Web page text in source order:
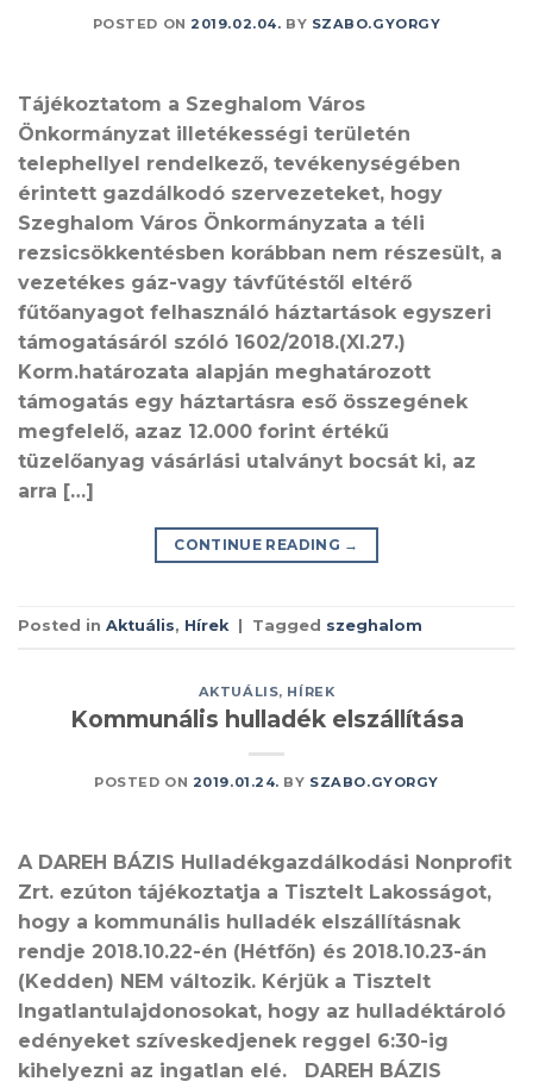
POSTED ON 2019.02.04. BY SZABO.GYORGY
Tájékoztatom a Szeghalom Város
Önkormányzat illetékességi területén
telephellyel rendelkező, tevékenységében
érintett gazdálkodó szervezeteket, hogy
Szeghalom Város Önkormányzata a téli
rezsicsökkentésben korábban nem részesült, a
vezetékes gáz-vagy távfűtéstől eltérő
fűtőanyagot felhasználó háztartások egyszeri
támogatásáról szóló 1602/2018.(XI.27.)
Korm.határozata alapján meghatározott
támogatás egy háztartásra eső összegének
megfelelő, azaz 12.000 forint értékű
tüzelőanyag vásárlási utalványt bocsát ki, az
arra […]
CONTINUE READING →
Posted in Aktuális, Hírek Tagged szeghalom
AKTUÁLIS, HÍREK
Kommunális hulladék elszállítása
POSTED ON 2019.01.24. BY SZABO.GYORGY
A DAREH BÁZIS Hulladékgazdálkodási Nonprofit
Zrt. ezúton tájékoztatja a Tisztelt Lakosságot,
hogy a kommunális hulladék elszállításnak
rendje 2018.10.22-én (Hétfőn) és 2018.10.23-án
(Kedden) NEM változik. Kérjük a Tisztelt
Ingatlantulajdonosokat, hogy az hulladéktároló
edényeket szíveskedjenek reggel 6:30-ig
kihelyezni az ingatlan elé. DAREH BÁZIS